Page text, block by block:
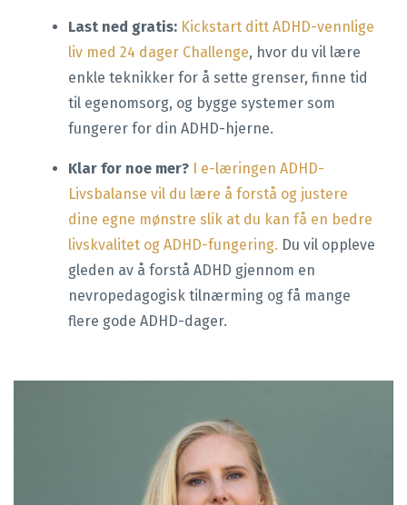
Last ned gratis: Kickstart ditt ADHD-vennlige
liv med 24 dager Challenge, hvor du vil lære
enkle teknikker for å sette grenser, finne tid
til egenomsorg, og bygge systemer som
fungerer for din ADHD-hjerne.
Klar for noe mer? I e-læringen ADHD-
Livsbalanse vil du lære å forstå og justere
dine egne mønstre slik at du kan få en bedre
livskvalitet og ADHD-fungering. Du vil oppleve
gleden av å forstå ADHD gjennom en
nevropedagogisk tilnærming og få mange
flere gode ADHD-dager.